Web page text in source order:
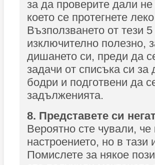
за да проверите дали
което се протегнете
Възползването от тези
изключително полезно,
дишането си, преди да
задачи от списъка си
бодри и подготвени да
задълженията.
8. Представете си
Вероятно сте чували,
настроението, но в
Помислете за някое